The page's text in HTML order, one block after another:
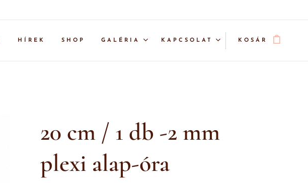
HÍREK SHOP GALÉRIA KAPCSOLAT KOSÁR
20 cm / 1 db -2 mm
plexi alap-óra